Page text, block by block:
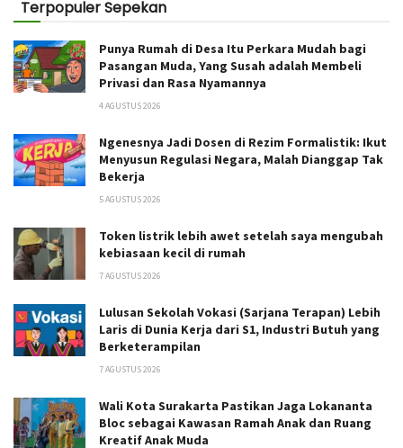
Terpopuler Sepekan
Punya Rumah di Desa Itu Perkara Mudah bagi
Pasangan Muda, Yang Susah adalah Membeli
Privasi dan Rasa Nyamannya
4 AGUSTUS 2026
Ngenesnya Jadi Dosen di Rezim Formalistik: Ikut
Menyusun Regulasi Negara, Malah Dianggap Tak
Bekerja
5 AGUSTUS 2026
Token listrik lebih awet setelah saya mengubah
kebiasaan kecil di rumah
7 AGUSTUS 2026
Lulusan Sekolah Vokasi (Sarjana Terapan) Lebih
Laris di Dunia Kerja dari S1, Industri Butuh yang
Berketerampilan
7 AGUSTUS 2026
Wali Kota Surakarta Pastikan Jaga Lokananta
Bloc sebagai Kawasan Ramah Anak dan Ruang
Kreatif Anak Muda